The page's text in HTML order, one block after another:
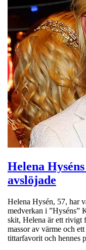
Helena
avslöjade
Helena Hysén, 57, har
medverkan i ”Hyséns”
skit, Helena är ett rivigt
massor av värme och
tittarfavorit och hennes